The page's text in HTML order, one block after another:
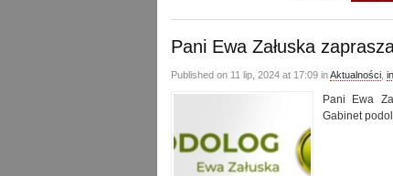
Pani Ewa Załuska
Published on 11 lip, 2024 at 17:09 inAktualności
Pani Ewa
Gabinet